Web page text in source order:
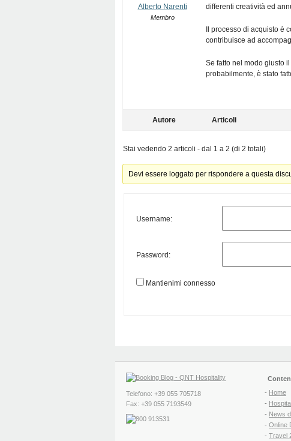
Alberto Narenti
Membro
differenti creatività ed
Il processo di acquisto è
contribuisce ad
Se fatto nel modo giusto
probabilmente, è stato
Autore Articoli
Stai vedendo 2 articoli - dal 1 a 2 (di 2 totali)
Devi essere loggato per rispondere a questa
Username:
Password:
Mantienimi connesso
Telefono: +39 055 705718
Fax: +39 055 7193549
- Home
-
- News
- Online
- Travel